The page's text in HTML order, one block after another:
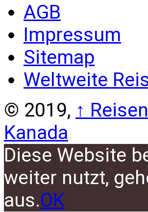
AGB
Impressum
Sitemap
Weltweite
© 2019, ↑
Kanada
Diese Website
weiter nutzt,
aus.OK